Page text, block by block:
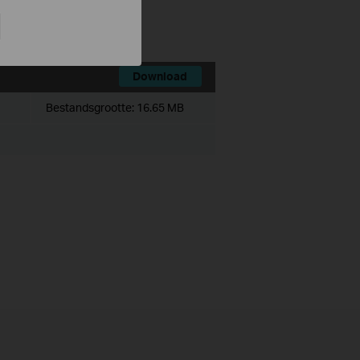
Download
Bestandsgrootte: 16.65 MB